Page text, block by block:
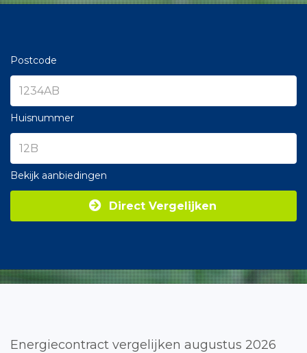
Postcode
Huisnummer
Bekijk aanbiedingen
Direct Vergelijken
Energiecontract vergelijken augustus 2026